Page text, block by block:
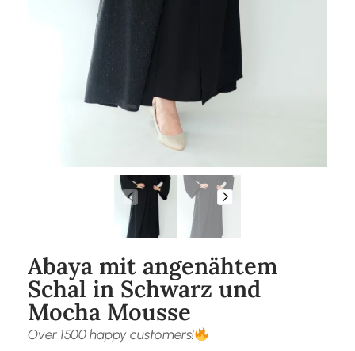
Abaya mit angenähtem
Schal in Schwarz und
Mocha Mousse
Over 1500 happy customers!